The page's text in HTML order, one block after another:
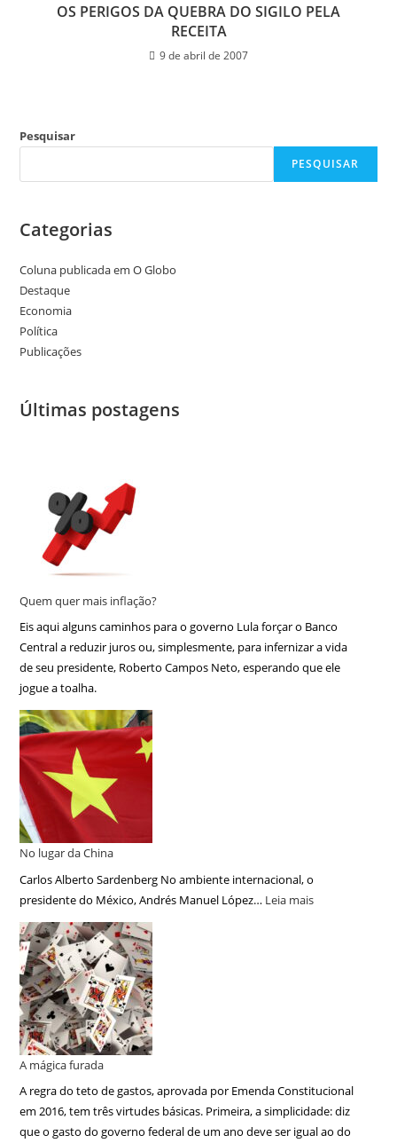
OS PERIGOS DA QUEBRA DO SIGILO PELA
RECEITA
9 de abril de 2007
Pesquisar
PESQUISAR
Categorias
Coluna publicada em O Globo
Destaque
Economia
Política
Publicações
Últimas postagens
Quem quer mais inflação?
Eis aqui alguns caminhos para o governo Lula forçar o Banco
Central a reduzir juros ou, simplesmente, para infernizar a vida
de seu presidente, Roberto Campos Neto, esperando que ele
jogue a toalha.
No lugar da China
Carlos Alberto Sardenberg No ambiente internacional, o
presidente do México, Andrés Manuel López… Leia mais
A mágica furada
A regra do teto de gastos, aprovada por Emenda Constitucional
em 2016, tem três virtudes básicas. Primeira, a simplicidade: diz
que o gasto do governo federal de um ano deve ser igual ao do